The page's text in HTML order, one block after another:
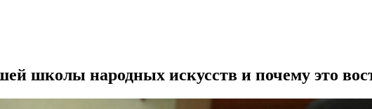
школы народных искусств и почему это